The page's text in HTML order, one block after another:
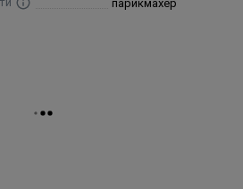
парикмахер